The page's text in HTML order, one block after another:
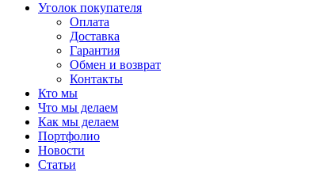
Уголок покупателя
Оплата
Доставка
Гарантия
Обмен и возврат
Контакты
Кто мы
Что мы делаем
Как мы делаем
Портфолио
Новости
Статьи